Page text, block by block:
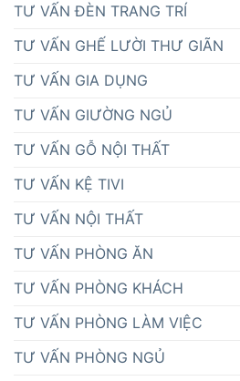
TƯ VẤN ĐÈN TRANG TRÍ
TƯ VẤN GHẾ LƯỜI THƯ GIÃN
TƯ VẤN GIA DỤNG
TƯ VẤN GIƯỜNG NGỦ
TƯ VẤN GỖ NỘI THẤT
TƯ VẤN KỆ TIVI
TƯ VẤN NỘI THẤT
TƯ VẤN PHÒNG ĂN
TƯ VẤN PHÒNG KHÁCH
TƯ VẤN PHÒNG LÀM VIỆC
TƯ VẤN PHÒNG NGỦ